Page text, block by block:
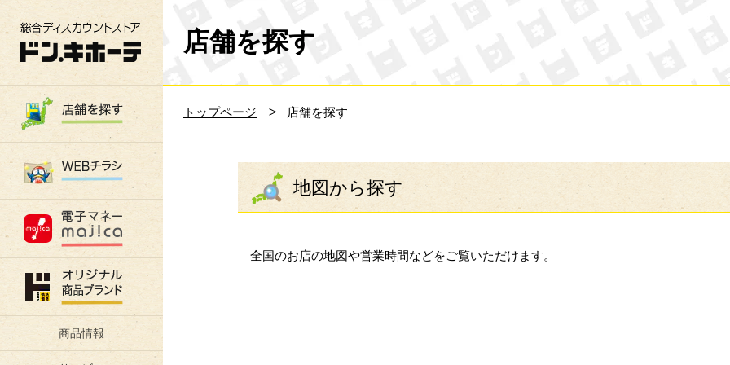
総合ディスカウントストア 驚安の殿堂 ドン・キホーテ
商品情報
店舗を探す
トップページ 店舗を探す
地図から探す
全国のお店の地図や営業時間などをご覧いただけます。